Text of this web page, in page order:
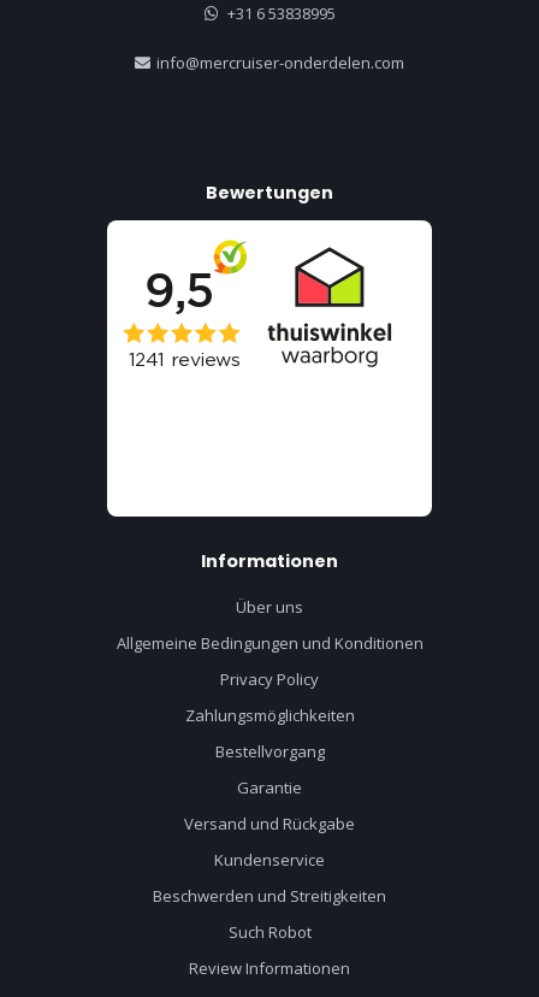
+31 6 53838995
info@mercruiser-onderdelen.com
Bewertungen
Informationen
Über uns
Allgemeine Bedingungen und Konditionen
Privacy Policy
Zahlungsmöglichkeiten
Bestellvorgang
Garantie
Versand und Rückgabe
Kundenservice
Beschwerden und Streitigkeiten
Such Robot
Review Informationen